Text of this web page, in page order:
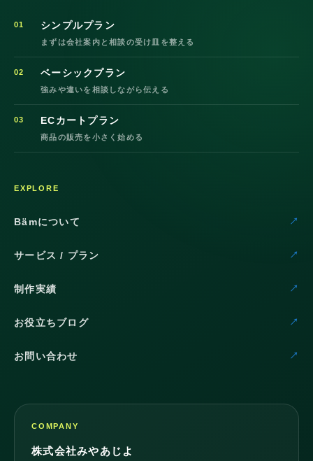
01 シンプルプラン
まずは会社案内と相談の受け皿を整える
02 ベーシックプラン
強みや違いを相談しながら伝える
03 ECカートプラン
商品の販売を小さく始める
EXPLORE
Bämについて
サービス / プラン
制作実績
お役立ちブログ
お問い合わせ
COMPANY
株式会社みやあじよ